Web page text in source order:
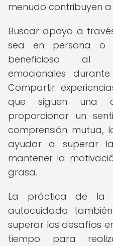
menudo contribuyen
Buscar apoyo a
sea en persona o
beneficioso al
emocionales
Compartir
que siguen una
proporcionar un
comprensión mutua,
ayudar a superar
mantener la
grasa.
La práctica de la
autocuidado
superar los desafíos
tiempo para